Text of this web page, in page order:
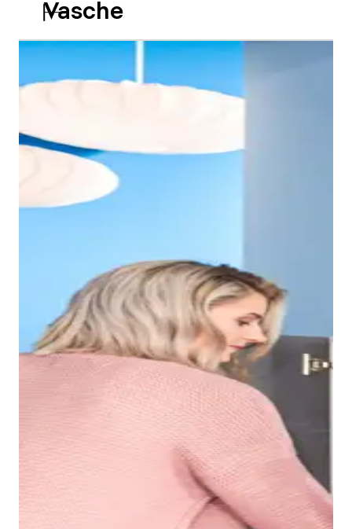
Grazie al bordo sottile del lavabo Duravit No.1, si
ottiene un bacino interno spazioso, nel quale è
possibile, ad esempio, lavarsi i capelli senza problemi.
Vasche